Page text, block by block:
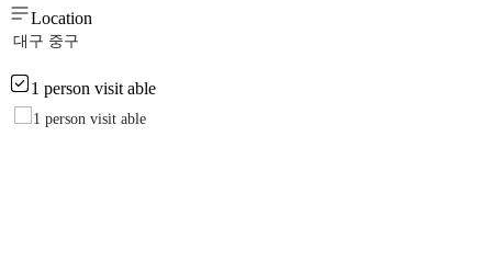
Location
대구 중구
1 person visit able
1 person visit able